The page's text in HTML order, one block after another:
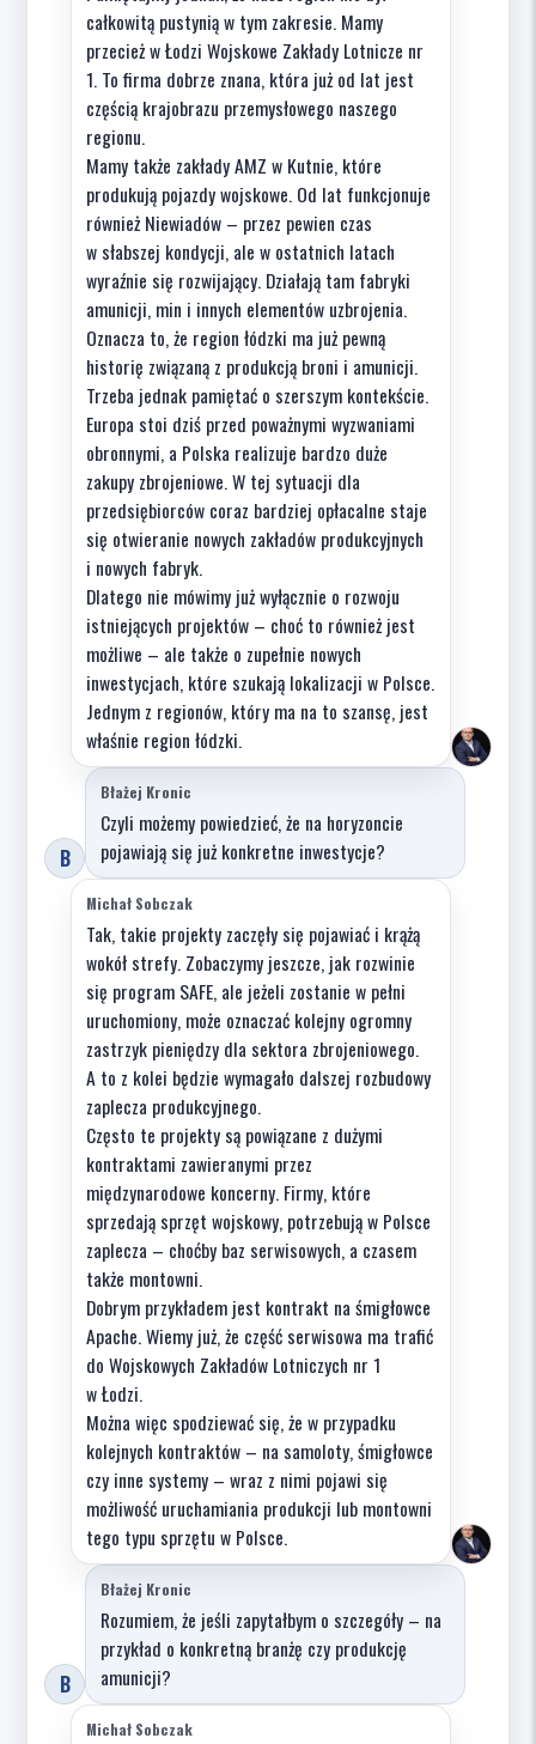
całkowitą pustynią w tym zakresie. Mamy
przecież w Łodzi Wojskowe Zakłady Lotnicze nr
1. To firma dobrze znana, która już od lat jest
częścią krajobrazu przemysłowego naszego
regionu.
Mamy także zakłady AMZ w Kutnie, które
produkują pojazdy wojskowe. Od lat funkcjonuje
również Niewiadów – przez pewien czas
w słabszej kondycji, ale w ostatnich latach
wyraźnie się rozwijający. Działają tam fabryki
amunicji, min i innych elementów uzbrojenia.
Oznacza to, że region łódzki ma już pewną
historię związaną z produkcją broni i amunicji.
Trzeba jednak pamiętać o szerszym kontekście.
Europa stoi dziś przed poważnymi wyzwaniami
obronnymi, a Polska realizuje bardzo duże
zakupy zbrojeniowe. W tej sytuacji dla
przedsiębiorców coraz bardziej opłacalne staje
się otwieranie nowych zakładów produkcyjnych
i nowych fabryk.
Dlatego nie mówimy już wyłącznie o rozwoju
istniejących projektów – choć to również jest
możliwe – ale także o zupełnie nowych
inwestycjach, które szukają lokalizacji w Polsce.
Jednym z regionów, który ma na to szansę, jest
właśnie region łódzki.
B
Błażej Kronic
Czyli możemy powiedzieć, że na horyzoncie
pojawiają się już konkretne inwestycje?
Michał Sobczak
Tak, takie projekty zaczęły się pojawiać i krążą
wokół strefy. Zobaczymy jeszcze, jak rozwinie
się program SAFE, ale jeżeli zostanie w pełni
uruchomiony, może oznaczać kolejny ogromny
zastrzyk pieniędzy dla sektora zbrojeniowego.
A to z kolei będzie wymagało dalszej rozbudowy
zaplecza produkcyjnego.
Często te projekty są powiązane z dużymi
kontraktami zawieranymi przez
międzynarodowe koncerny. Firmy, które
sprzedają sprzęt wojskowy, potrzebują w Polsce
zaplecza – choćby baz serwisowych, a czasem
także montowni.
Dobrym przykładem jest kontrakt na śmigłowce
Apache. Wiemy już, że część serwisowa ma trafić
do Wojskowych Zakładów Lotniczych nr 1
w Łodzi.
Można więc spodziewać się, że w przypadku
kolejnych kontraktów – na samoloty, śmigłowce
czy inne systemy – wraz z nimi pojawi się
możliwość uruchamiania produkcji lub montowni
tego typu sprzętu w Polsce.
B
Błażej Kronic
Rozumiem, że jeśli zapytałbym o szczegóły – na
przykład o konkretną branżę czy produkcję
amunicji?
Michał Sobczak